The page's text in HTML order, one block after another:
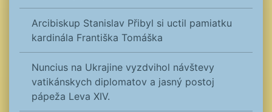
Arcibiskup Stanislav Přibyl si uctil pamiatku
kardinála Františka Tomáška
Nuncius na Ukrajine vyzdvihol návštevy
vatikánskych diplomatov a jasný postoj
pápeža Leva XIV.